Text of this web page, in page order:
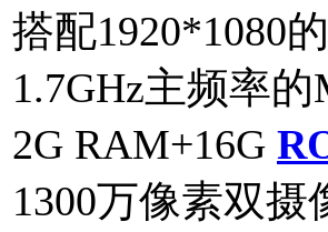
搭配1920*1080
1.7GHz主频率
2G RAM+16G
1300万像素双